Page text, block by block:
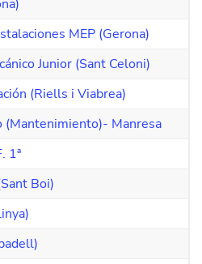
MEP (Gerona)
Junior (Sant Celoni)
(Riells i Viabrea)
(Mantenimiento)- Manresa
1ª
Boi)